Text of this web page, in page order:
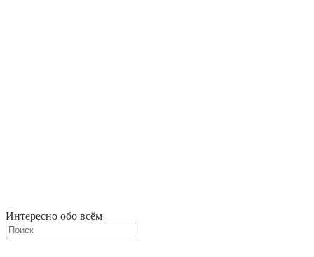
Интересно обо всём